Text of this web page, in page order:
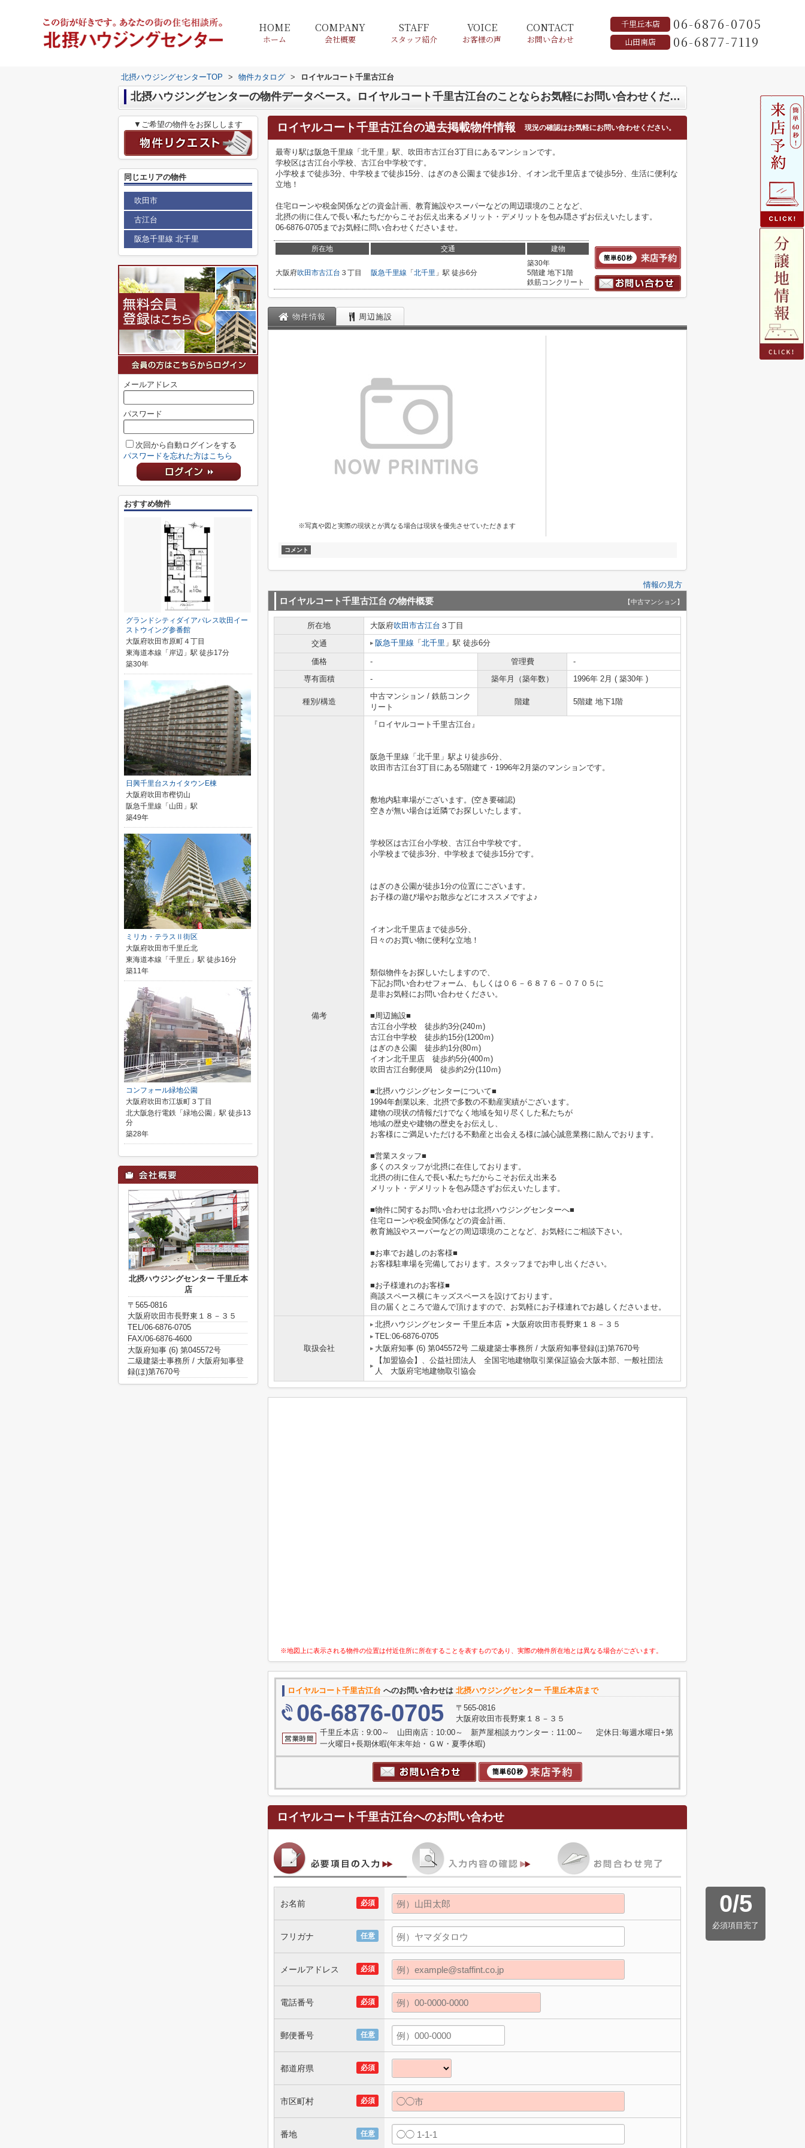
HOME
ホーム
COMPANY
会社概要
STAFF
スタッフ紹介
VOICE
お客様の声
CONTACT
お問い合わせ
千里丘本店 06-6876-0705
山田南店 06-6877-7119
北摂ハウジングセンターTOP > 物件カタログ > ロイヤルコート千里古江台
北摂ハウジングセンターの物件データベース。ロイヤルコート千里古江台のことならお気軽にお問い合わせください
ロイヤルコート千里古江台の過去掲載物件情報 現況の確認はお気軽にお問い合わせください。
最寄り駅は阪急千里線「北千里」駅、吹田市古江台3丁目にあるマンションです。
学校区は古江台小学校、古江台中学校です。
小学校まで徒歩3分、中学校まで徒歩15分、はぎのき公園まで徒歩1分、イオン北千里店まで徒歩5分、生活に便利な
立地！
住宅ローンや税金関係などの資金計画、教育施設やスーパーなどの周辺環境のことなど、
北摂の街に住んで長い私たちだからこそお伝え出来るメリット・デメリットを包み隠さずお伝えいたします。
06-6876-0705までお気軽に問い合わせくださいませ。
所在地 交通 建物
大阪府吹田市古江台 ３丁目 阪急千里線 「 北千里 」駅 徒歩6分
築30年
5階建 地下1階
鉄筋コンクリート
物件情報 周辺施設
※写真や図と実際の現状とが異なる場合は現状を優先させていただきます
コメント
情報の見方
ロイヤルコート千里古江台 の物件概要 【中古マンション】
所在地 大阪府吹田市古江台 ３丁目
交通
阪急千里線 「 北千里 」駅 徒歩6分
価格 - 管理費
-
専有面積
- 築年月（築年数） 1996年 2月 ( 築30年 )
種別/構造
中古マンション / 鉄筋コンク
リート
階建 5階建 地下1階
備考
『ロイヤルコート千里古江台』
阪急千里線「北千里」駅より徒歩6分、
吹田市古江台3丁目にある5階建て・1996年2月築のマンションです。
敷地内駐車場がございます。(空き要確認)
空きが無い場合は近隣でお探しいたします。
学校区は古江台小学校、古江台中学校です。
小学校まで徒歩3分、中学校まで徒歩15分です。
はぎのき公園が徒歩1分の位置にございます。
お子様の遊び場やお散歩などにオススメですよ♪
イオン北千里店まで徒歩5分、
日々のお買い物に便利な立地！
類似物件をお探しいたしますので、
下記お問い合わせフォーム、もしくは０６－６８７６－０７０５に
是非お気軽にお問い合わせください。
■周辺施設■
古江台小学校 徒歩約3分(240ｍ)
古江台中学校 徒歩約15分(1200ｍ)
はぎのき公園 徒歩約1分(80ｍ)
イオン北千里店 徒歩約5分(400ｍ)
吹田古江台郵便局 徒歩約2分(110ｍ)
■北摂ハウジングセンターについて■
1994年創業以来、北摂で多数の不動産実績がございます。
建物の現状の情報だけでなく地域を知り尽くした私たちが
地域の歴史や建物の歴史をお伝えし、
お客様にご満足いただける不動産と出会える様に誠心誠意業務に励んでおります。
■営業スタッフ■
多くのスタッフが北摂に在住しております。
北摂の街に住んで長い私たちだからこそお伝え出来る
メリット・デメリットを包み隠さずお伝えいたします。
■物件に関するお問い合わせは北摂ハウジングセンターへ■
住宅ローンや税金関係などの資金計画、
教育施設やスーパーなどの周辺環境のことなど、お気軽にご相談下さい。
■お車でお越しのお客様■
お客様駐車場を完備しております。スタッフまでお申し出ください。
■お子様連れのお客様■
商談スペース横にキッズスペースを設けております。
目の届くところで遊んで頂けますので、お気軽にお子様連れでお越しくださいませ。
取扱会社
北摂ハウジングセンター 千里丘本店
大阪府吹田市長野東１８－３５
TEL:06-6876-0705
大阪府知事 (6) 第045572号 二級建築士事務所 / 大阪府知事登録(ほ)第7670号
【加盟協会】、公益社団法人 全国宅地建物取引業保証協会大阪本部、一般社団法
人 大阪府宅地建物取引協会
※地図上に表示される物件の位置は付近住所に所在することを表すものであり、実際の物件所在地とは異なる場合がございます。
ロイヤルコート千里古江台 へのお問い合わせは 北摂ハウジングセンター 千里丘本店まで
06-6876-0705
〒565-0816
大阪府吹田市長野東１８－３５
千里丘本店：9:00～ 山田南店：10:00～ 新芦屋相談カウンター：11:00～ 定休日:毎週水曜日+第
一火曜日+長期休暇(年末年始・ＧＷ・夏季休暇)
ロイヤルコート千里古江台へのお問い合わせ
0/5
必須項目完了
必須
お名前
任意
フリガナ
必須
メールアドレス
必須
電話番号
任意
郵便番号
必須
都道府県
必須
市区町村
任意
番地
▼ご希望の物件をお探しします
同じエリアの物件
吹田市
古江台
阪急千里線 北千里
メールアドレス
パスワード
次回から自動ログインをする
パスワードを忘れた方はこちら
おすすめ物件
グランドシティダイアパレス吹田イー
ストウイング参番館
大阪府吹田市原町４丁目
東海道本線「岸辺」駅 徒歩17分
築30年
日興千里台スカイタウンE棟
大阪府吹田市樫切山
阪急千里線「山田」駅
築49年
ミリカ・テラスⅡ街区
大阪府吹田市千里丘北
東海道本線「千里丘」駅 徒歩16分
築11年
コンフォール緑地公園
大阪府吹田市江坂町３丁目
北大阪急行電鉄「緑地公園」駅 徒歩13
分
築28年
北摂ハウジングセンター 千里丘本
店
〒565-0816
大阪府吹田市長野東１８－３５
TEL/06-6876-0705
FAX/06-6876-4600
大阪府知事 (6) 第045572号
二級建築士事務所 / 大阪府知事登
録(ほ)第7670号